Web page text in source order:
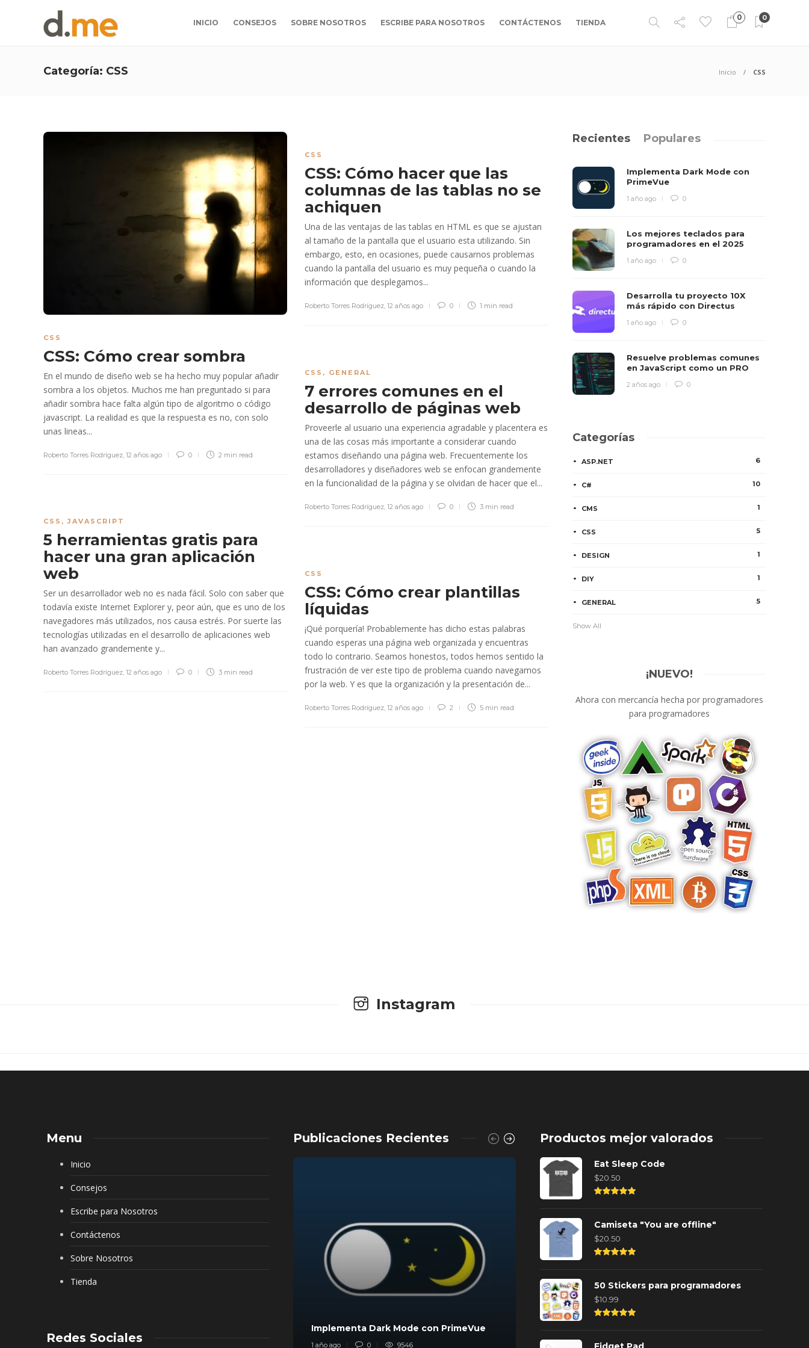
INICIO CONSEJOS SOBRE NOSOTROS ESCRIBE PARA NOSOTROS CONTÁCTENOS TIENDA
0 0
Categoría: CSS Inicio CSS
CSS
CSS: Cómo crear sombra
En el mundo de diseño web se ha hecho muy popular añadir
sombra a los objetos. Muchos me han preguntado si para
añadir sombra hace falta algún tipo de algoritmo o código
javascript. La realidad es que la respuesta es no, con solo
unas lineas...
Roberto Torres Rodríguez 12 años ago 0 2 min read
CSS
CSS: Cómo hacer que las
columnas de las tablas no se
achiquen
Una de las ventajas de las tablas en HTML es que se ajustan
al tamaño de la pantalla que el usuario esta utilizando. Sin
embargo, esto, en ocasiones, puede causarnos problemas
cuando la pantalla del usuario es muy pequeña o cuando la
información que desplegamos...
Roberto Torres Rodríguez, 12 años ago 0 1 min read
CSS , GENERAL
7 errores comunes en el
desarrollo de páginas web
Proveerle al usuario una experiencia agradable y placentera es
una de las cosas más importante a considerar cuando
estamos diseñando una página web. Frecuentemente los
desarrolladores y diseñadores web se enfocan grandemente
en la funcionalidad de la página y se olvidan de hacer que el...
Roberto Torres Rodríguez, 12 años ago 0 3 min read
CSS ,JAVASCRIPT
5 herramientas gratis para
hacer una gran aplicación
web
Ser un desarrollador web no es nada fácil. Solo con saber que
todavía existe Internet Explorer y, peor aún, que es uno de los
navegadores más utilizados, nos causa estrés. Por suerte las
tecnologías utilizadas en el desarrollo de aplicaciones web
han avanzado grandemente y...
Roberto Torres Rodríguez, 12 años ago 0 3 min read
CSS
CSS: Cómo crear plantillas
líquidas
¡Qué porquería! Probablemente has dicho estas palabras
cuando esperas una página web organizada y encuentras
todo lo contrario. Seamos honestos, todos hemos sentido la
frustración de ver este tipo de problema cuando navegamos
por la web. Y es que la organización y la presentación de...
Roberto Torres Rodríguez, 12 años ago 2 5 min read
Recientes Populares
Implementa Dark Mode con
PrimeVue
1 año ago 0
Los mejores teclados para
programadores en el 2025
1 año ago 0
Desarrolla tu proyecto 10X
más rápido con Directus
1 año ago 0
Resuelve problemas comunes
en JavaScript como un PRO
2 años ago 0
Categorías
ASP.NET 6
C# 10
CMS 1
CSS 5
DESIGN 1
DIY 1
GENERAL 5
Show All
¡NUEVO!
Ahora con mercancía hecha por programadores
para programadores
Instagram
Menu
Inicio
Consejos
Escribe para Nosotros
Contáctenos
Sobre Nosotros
Tienda
Redes Sociales
Publicaciones Recientes
Implementa Dark Mode con PrimeVue
1 año ago 0 9546
Los mejores teclados para
1 año ago 4648
Productos mejor valorados
Eat Sleep Code
$20.50
out of
5
Camiseta "You are offline"
$20.50
out of
5
50 Stickers para programadores
$10.99
out of